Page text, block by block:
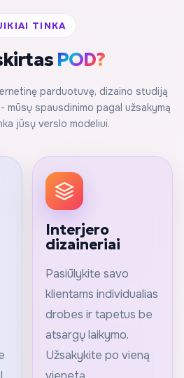
TINKA
POD?
parduotuvę, dizaino studiją
spausdinimo pagal užsakymą
jūsų verslo modeliui.
Interjero
dizaineriai
Pasiūlykite savo
klientams individualias
drobes ir tapetus be
atsargų laikymo.
Užsakykite po vieną